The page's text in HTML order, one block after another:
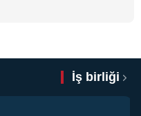
İş birliği